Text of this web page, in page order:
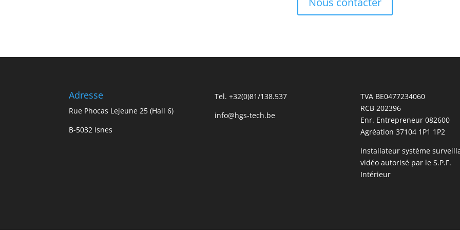
Adresse
Rue Phocas Lejeune 25 (Hall 6)
B-5032 Isnes
Tel. +32(0)81/138.537
info@hgs-tech.be
TVA BE0477234060
RCB 202396
Enr. Entrepreneur 082600
Agréation 37104 1P1 1P2
Installateur système
vidéo autorisé par le S.P.F.
Intérieur